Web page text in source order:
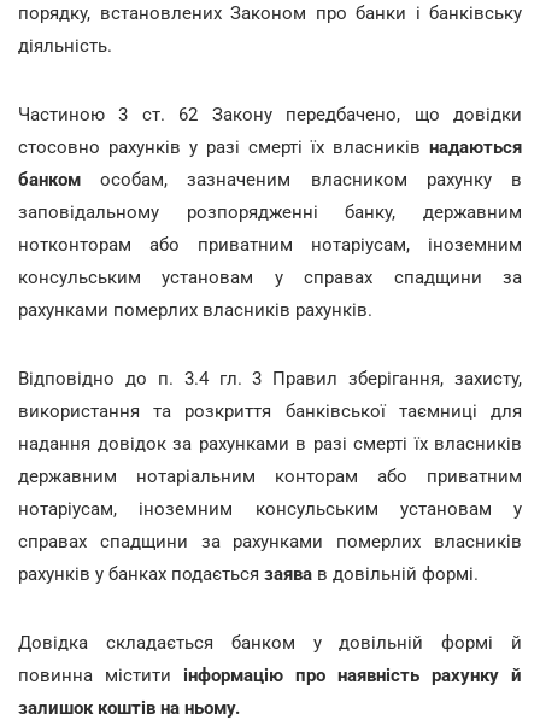
порядку, встановлених Законом про банки і банківську
діяльність.
Частиною 3 ст. 62 Закону передбачено, що довідки
стосовно рахунків у разі смерті їх власників надаються
банкомособам, зазначеним власником рахунку в
заповідальному розпорядженні банку, державним
нотконторам або приватним нотаріусам, іноземним
консульським установам у справах спадщини за
рахунками померлих власників рахунків.
Відповідно до п. 3.4 гл. 3 Правил зберігання, захисту,
використання та розкриття банківської таємниці для
надання довідок за рахунками в разі смерті їх власників
державним нотаріальним конторам або приватним
нотаріусам, іноземним консульським установам у
справах спадщини за рахунками померлих власників
рахунків у банках подається заява в довільній формі.
Довідка складається банком у довільній формі й
повинна містити інформацію про наявність рахунку й
залишок коштів на ньому.